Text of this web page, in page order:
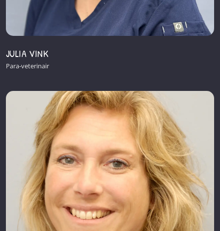
JULIA VINK
Para-veterinair